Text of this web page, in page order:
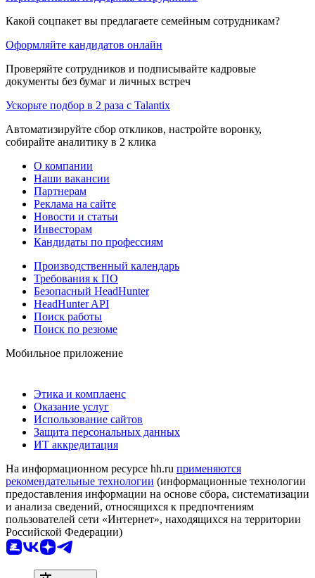
Какой соцпакет вы предлагаете семейным сотрудникам?
Оформляйте кандидатов онлайн
Проверяйте сотрудников и подписывайте кадровые
документы без бумаг и личных встреч
Ускорьте подбор в 2 раза с Talantix
Автоматизируйте сбор откликов, настройте воронку,
собирайте аналитику в 2 клика
О компании
Наши вакансии
Партнерам
Реклама на сайте
Новости и статьи
Инвесторам
Кандидаты по профессиям
Производственный календарь
Требования к ПО
Безопасный HeadHunter
HeadHunter API
Поиск работы
Поиск по резюме
Мобильное приложение
Этика и комплаенс
Оказание услуг
Использование сайтов
Защита персональных данных
ИТ аккредитация
На информационном ресурсе hh.ru применяются
рекомендательные технологии (информационные технологии
предоставления информации на основе сбора, систематизации
и анализа сведений, относящихся к предпочтениям
пользователей сети «Интернет», находящихся на территории
Российской Федерации)